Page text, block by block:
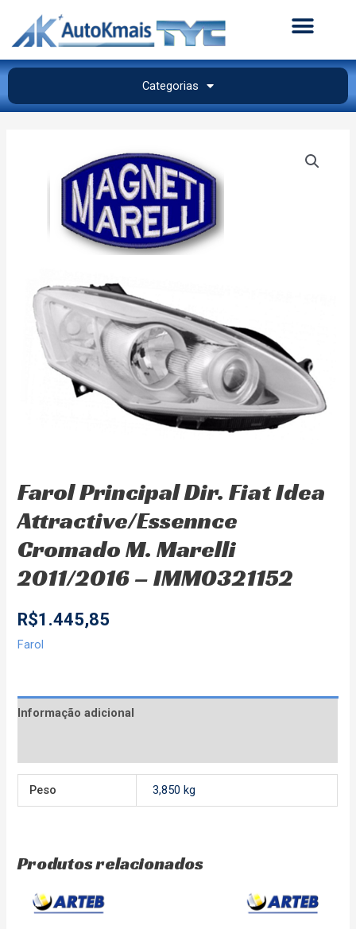
Categorias
Farol Principal Dir. Fiat Idea
Attractive/Essennce
Cromado M. Marelli
2011/2016 – IMM0321152
R$1.445,85
Farol
Informação adicional
Peso 3,850 kg
Produtos relacionados